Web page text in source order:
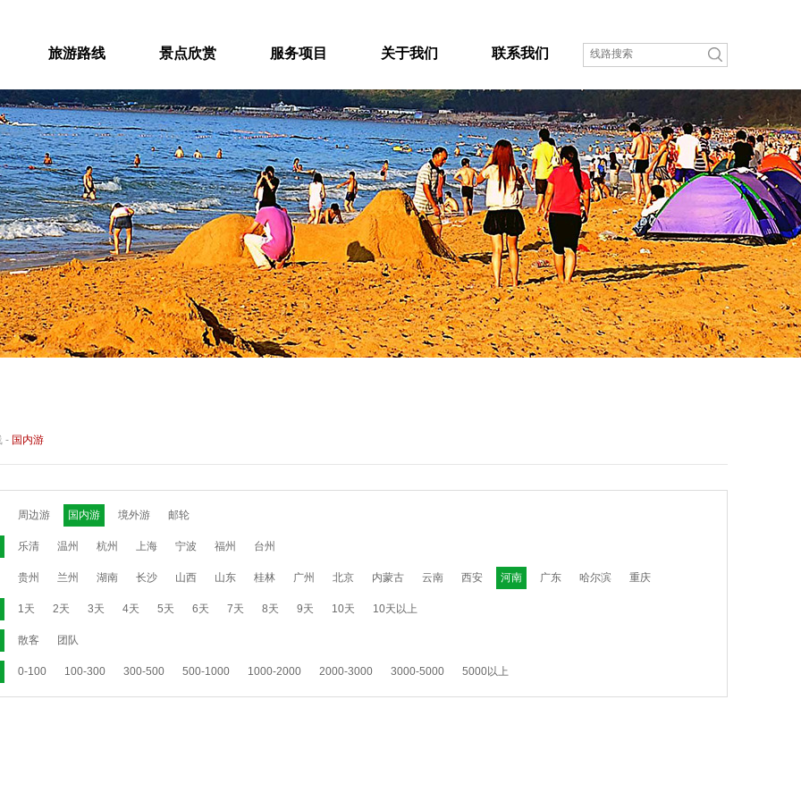
旅游路线 景点欣赏 服务项目 关于我们 联系我们
- 国内游
周边游 国内游 境外游 邮轮
乐清 温州 杭州 上海 宁波 福州 台州
贵州 兰州 湖南 长沙 山西 山东 桂林 广州 北京 内蒙古 云南 西安 河南 广东 哈尔滨 重庆
1天 2天 3天 4天 5天 6天 7天 8天 9天 10天 10天以上
散客 团队
0-100 100-300 300-500 500-1000 1000-2000 2000-3000 3000-5000 5000以上